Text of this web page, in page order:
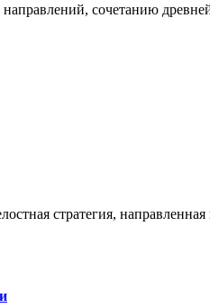
сочетанию
стратегия,